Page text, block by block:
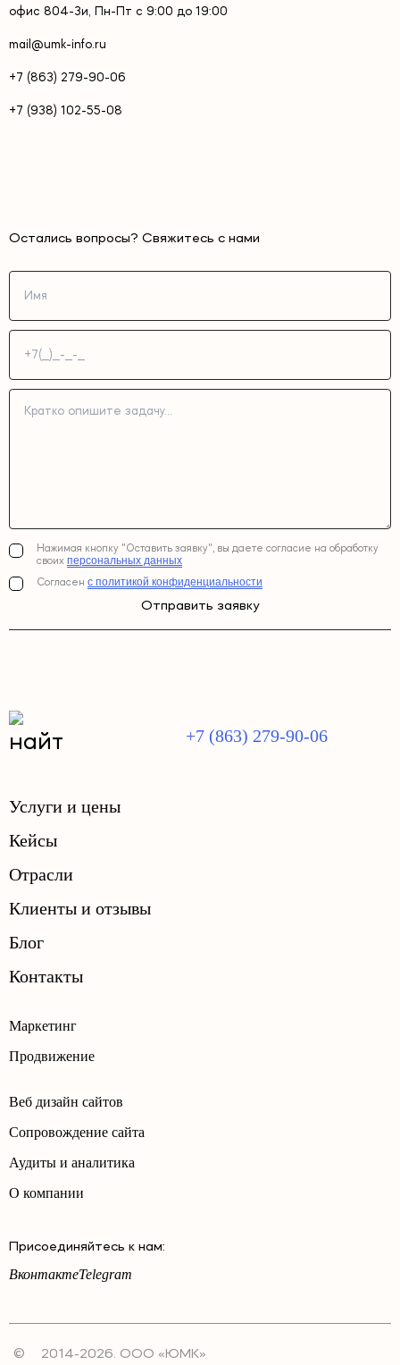
офис 804-3и, Пн-Пт с 9:00 до 19:00
mail@umk-info.ru
+7 (863) 279-90-06
+7 (938) 102-55-08
Остались вопросы? Свяжитесь с нами
Нажимая кнопку "Оставить заявку", вы даете согласие на обработку
своих персональных данных
Согласен с политикой конфиденциальности
Отправить заявку
+7 (863) 279-90-06
Маркетинг
Продвижение
Веб дизайн сайтов
Сопровождение сайта
Аудиты и аналитика
О компании
Присоединяйтесь к нам:
ВконтактеTelegram
Услуги и цены
Кейсы
Отрасли
Клиенты и отзывы
Блог
Контакты
© 2014-2026. ООО «ЮМК»